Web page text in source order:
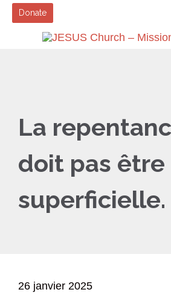
Donate
La
doit pas être
superficielle.
26 janvier 2025